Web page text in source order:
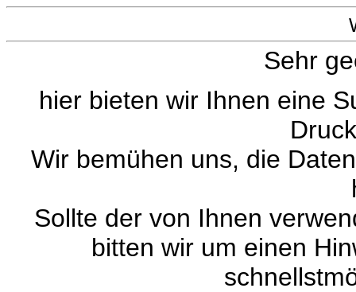
Sehr
hier bieten wir Ihnen eine
Wir bemühen uns, die
Sollte der von Ihnen
bitten wir um einen